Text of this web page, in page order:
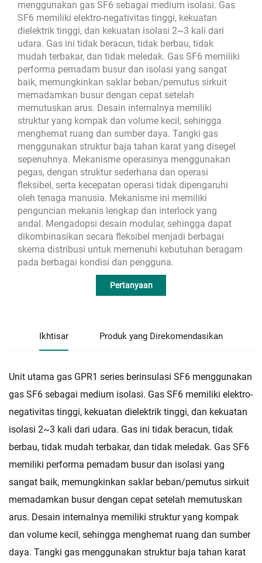
menggunakan gas SF6 sebagai medium isolasi. Gas
SF6 memiliki elektro-negativitas tinggi, kekuatan
dielektrik tinggi, dan kekuatan isolasi 2~3 kali dari
udara. Gas ini tidak beracun, tidak berbau, tidak
mudah terbakar, dan tidak meledak. Gas SF6 memiliki
performa pemadam busur dan isolasi yang sangat
baik, memungkinkan saklar beban/pemutus sirkuit
memadamkan busur dengan cepat setelah
memutuskan arus. Desain internalnya memiliki
struktur yang kompak dan volume kecil, sehingga
menghemat ruang dan sumber daya. Tangki gas
menggunakan struktur baja tahan karat yang disegel
sepenuhnya. Mekanisme operasinya menggunakan
pegas, dengan struktur sederhana dan operasi
fleksibel, serta kecepatan operasi tidak dipengaruhi
oleh tenaga manusia. Mekanisme ini memiliki
penguncian mekanis lengkap dan interlock yang
andal. Mengadopsi desain modular, sehingga dapat
dikombinasikan secara fleksibel menjadi berbagai
skema distribusi untuk memenuhi kebutuhan beragam
pada berbagai kondisi dan pengguna.
Pertanyaan
Ikhtisar Produk yang Direkomendasikan
Unit utama gas GPR1 series berinsulasi SF6 menggunakan
gas SF6 sebagai medium isolasi. Gas SF6 memiliki elektro-
negativitas tinggi, kekuatan dielektrik tinggi, dan kekuatan
isolasi 2~3 kali dari udara. Gas ini tidak beracun, tidak
berbau, tidak mudah terbakar, dan tidak meledak. Gas SF6
memiliki performa pemadam busur dan isolasi yang
sangat baik, memungkinkan saklar beban/pemutus sirkuit
memadamkan busur dengan cepat setelah memutuskan
arus. Desain internalnya memiliki struktur yang kompak
dan volume kecil, sehingga menghemat ruang dan sumber
daya. Tangki gas menggunakan struktur baja tahan karat